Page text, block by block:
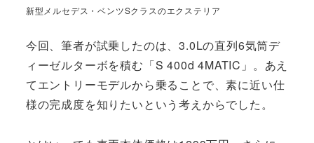
新型メルセデス・ベンツSクラスのエクステリア
今回、筆者が試乗したのは、3.0Lの直列6気筒デ
ィーゼルターボを積む「S 400d 4MATIC」。あえ
てエントリーモデルから乗ることで、素に近い仕
様の完成度を知りたいという考えからでした。